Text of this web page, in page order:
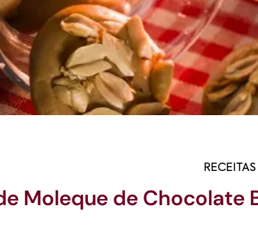
RECEITAS
Moleque de Chocolate